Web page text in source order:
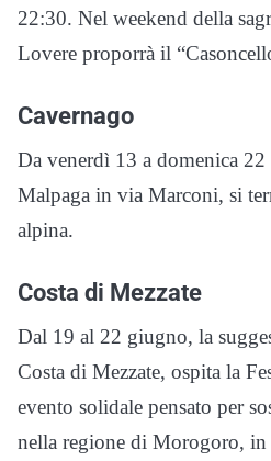
22:30. Nel weekend della
Lovere proporrà il
Cavernago
Da venerdì 13 a domenica 22
Malpaga in via Marconi, si
alpina.
Costa di Mezzate
Dal 19 al 22 giugno, la
Costa di Mezzate, ospita la
evento solidale pensato per
nella regione di Morogoro, in